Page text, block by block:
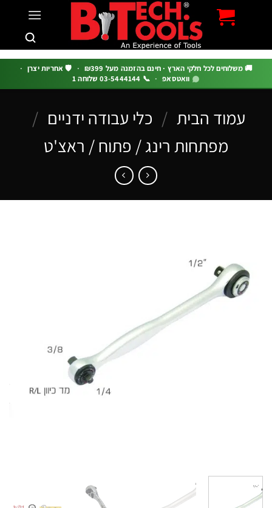
משלוחים לכל חלקי הארץ · חינם בהזמנה מעל ₪399 · 🛡️ אחריות יצרן ·
וואטסאפ · 📞 03-5444144 שלוחה 1
עמוד הבית / כלי עבודה ידניים /
מפתחות רינג / פתוח / ראצ'ט